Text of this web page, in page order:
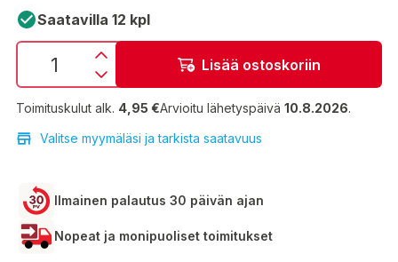
Saatavilla 12 kpl
Lisää ostoskoriin
Toimituskulut alk. 4,95 €Arvioitu lähetyspäivä 10.8.2026.
Valitse myymäläsi ja tarkista saatavuus
Ilmainen palautus 30 päivän ajan
Nopeat ja monipuoliset toimitukset